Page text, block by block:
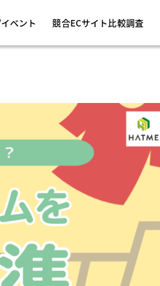
ベント 競合ECサイト比較調査